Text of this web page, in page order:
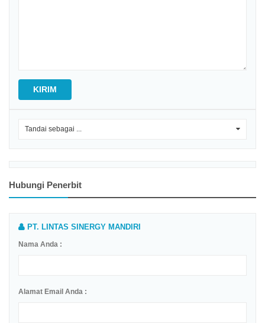
KIRIM
Tandai sebagai ...
Hubungi Penerbit
PT. LINTAS SINERGY MANDIRI
Nama Anda :
Alamat Email Anda :